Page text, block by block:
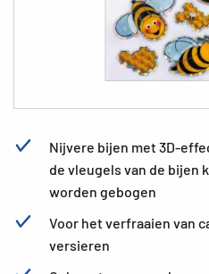
Nijvere bijen met 3D-
de vleugels van de bijen
worden gebogen
Voor het verfraaien van
versieren